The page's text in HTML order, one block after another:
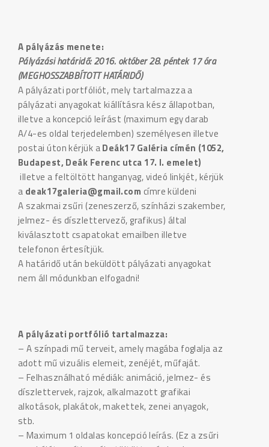
A pályázás menete:
Pályázási határidő: 2016. október 28. péntek 17 óra
(MEGHOSSZABBÍTOTT HATÁRIDŐ)
A pályázati portfóliót, mely tartalmazza a
pályázati anyagokat kiállításra kész állapotban,
illetve a koncepció leírást (maximum egy darab
A/4-es oldal terjedelemben) személyesen illetve
postai úton kérjük aDeák17 Galéria címén (1052,
Budapest, Deák Ferenc utca 17. I. emelet)
illetve a feltöltött hanganyag, videó linkjét, kérjük
a deak17galeria@gmail.com címre küldeni
A szakmai zsűri (zeneszerző, színházi szakember,
jelmez- és díszlettervező, grafikus) által
kiválasztott csapatokat emailben illetve
telefonon értesítjük.
A határidő után beküldött pályázati anyagokat
nem áll módunkban elfogadni!
A pályázati portfólió tartalmazza:
– A színpadi mű terveit, amely magába foglalja az
adott mű vizuális elemeit, zenéjét, műfaját.
– Felhasználható médiák: animáció, jelmez- és
díszlettervek, rajzok, alkalmazott grafikai
alkotások, plakátok, makettek, zenei anyagok,
stb.
– Maximum 1 oldalas koncepció leírás. (Ez a zsűri